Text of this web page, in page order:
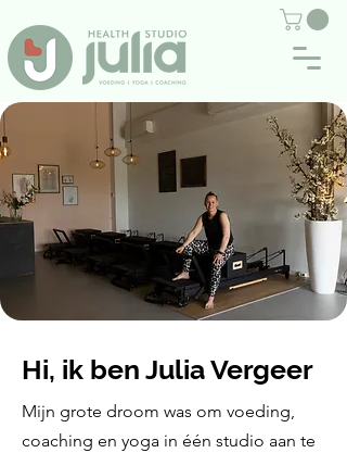
Hi, ik ben Julia Vergeer
Mijn grote droom was om voeding,
coaching en yoga in één studio aan te